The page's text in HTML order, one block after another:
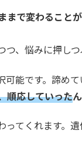
で変わることが
、悩みに押しつ
能です。諦めて
順応していった
てくれます。